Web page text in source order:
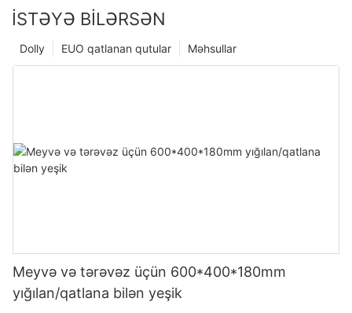
İSTƏYƏ BILƏRSƏN
Məhsullar
EUO qatlanan qutular
Dolly
Meyvə və tərəvəz üçün 600*400*180mm
yığılan/qatlana bilən yeşik